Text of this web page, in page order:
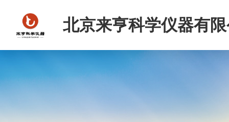
北京来亨科学仪器有